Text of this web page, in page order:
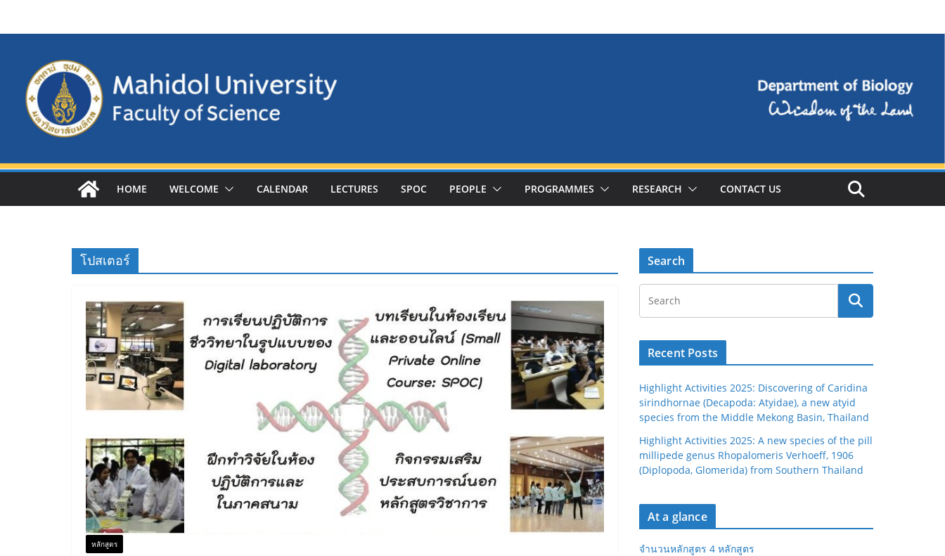
HOME WELCOME CALENDAR LECTURES SPOC PEOPLE PROGRAMMES RESEARCH CONTACT US
โปสเตอร์
หลักสูตร
Search
Recent Posts
Highlight Activities 2025: Discovering of Caridina
sirindhornae (Decapoda: Atyidae), a new atyid
species from the Middle Mekong Basin, Thailand
Highlight Activities 2025: A new species of the pill
millipede genus Rhopalomeris Verhoeff, 1906
(Diplopoda, Glomerida) from Southern Thailand
At a glance
จำนวนหลักสูตร 4 หลักสูตร